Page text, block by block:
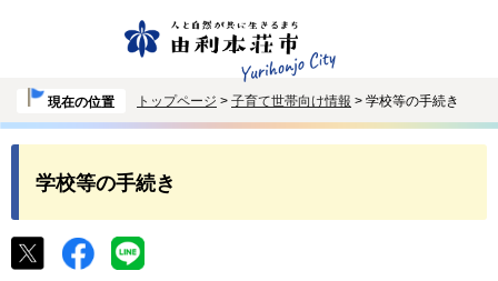
現在の位置 トップページ > 子育て世帯向け情報 > 学校等の手続き
学校等の手続き